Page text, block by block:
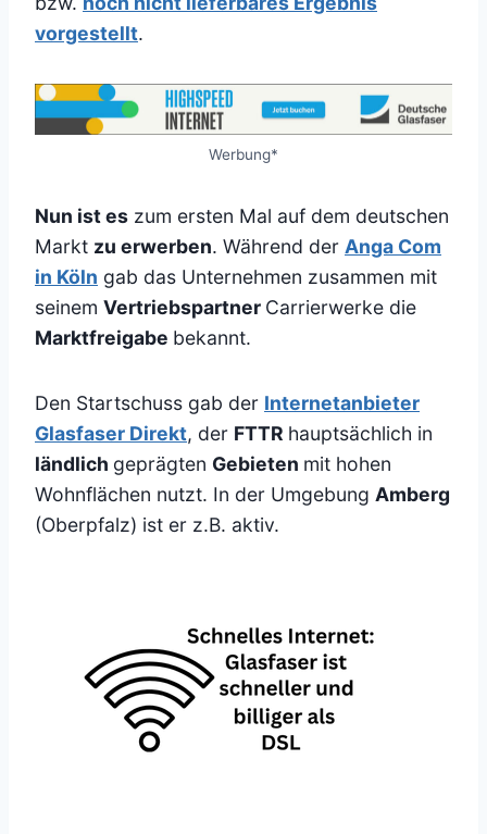
vorgestellt.
Werbung*
Nun ist es zum ersten Mal auf dem deutschen
Markt zu erwerben. Während der Anga Com
in Köln gab das Unternehmen zusammen mit
seinem Vertriebspartner Carrierwerke die
Marktfreigabe bekannt.
Den Startschuss gab der Internetanbieter
Glasfaser Direkt, der FTTR hauptsächlich in
ländlich geprägten Gebieten mit hohen
Wohnflächen nutzt. In der Umgebung Amberg
(Oberpfalz) ist er z.B. aktiv.